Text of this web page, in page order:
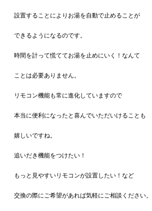
設置することによりお湯を自動で止めることが
できるようになるのです。
時間を計って慌ててお湯を止めにいく！なんて
ことは必要ありません。
リモコン機能も常に進化していますので
本当に便利になったと喜んでいただいけることも
嬉しいですね。
追いだき機能をつけたい！
もっと見やすいリモコンが設置したい！など
交換の際にご希望があれば気軽にご相談ください。